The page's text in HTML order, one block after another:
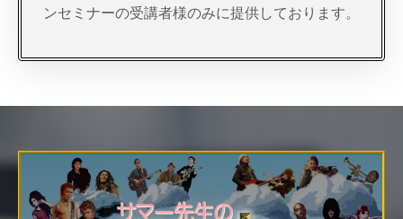
ンセミナーの受講者様のみに提供しております。